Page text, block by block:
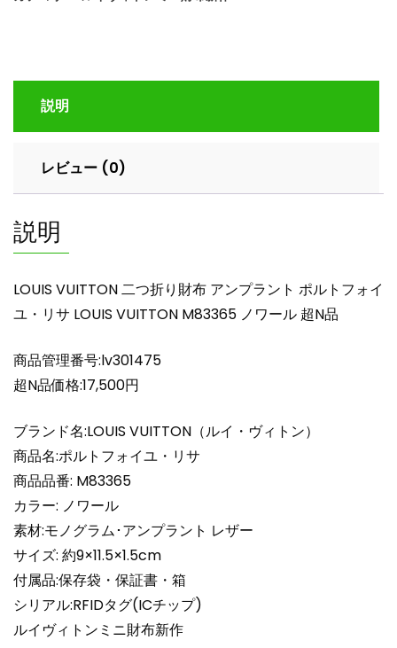
ア
プ
ト
ル
ト
ォ
イ
リ
サ
VUITTON
M83365
ノ
ワ
ー
ル
超
N
品
個
説明
レビュー (0)
説明
LOUIS VUITTON 二つ折り財布 アンプラント ポルトフォイ
ユ・リサ LOUIS VUITTON M83365 ノワール 超N品
商品管理番号:lv301475
超N品価格:17,500円
ブランド名:LOUIS VUITTON（ルイ・ヴィトン）
商品名:ポルトフォイユ・リサ
商品品番: M83365
カラー: ノワール
素材:モノグラム･アンプラント レザー
サイズ: 約9×11.5×1.5cm
付属品:保存袋・保証書・箱
シリアル:RFIDタグ(ICチップ)
ルイヴィトンミニ財布新作